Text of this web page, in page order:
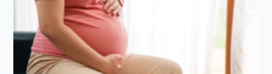
meluncur, sementara Si Kecil belum selesai meluncur,
jangan ragu untuk menegurnya.
Sebelum bermain perosotan, Moms bisa meraba bagian
slideatau perosotan. Kira-kira ada bagian yang tajam atau